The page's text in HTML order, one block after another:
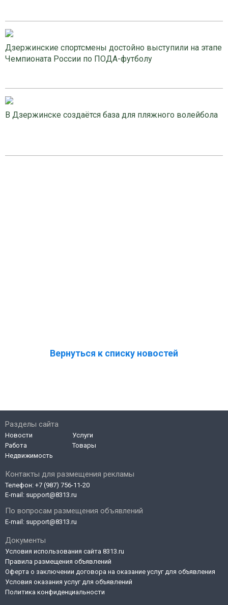
Дзержинские спортсмены достойно выступили на этапе
Чемпионата России по ПОДА-футболу
В Дзержинске создаётся база для пляжного волейбола
Вернуться к списку новостей
Контакты для размещения рекламы
Телефон: +7 (987) 756-11-20
E-mail: support@8313.ru
По вопросам размещения объявлений
E-mail: support@8313.ru
Документы
Условия использования сайта 8313.ru
Правила размещения объявлений
Оферта о заключении договора на оказание услуг для объявления
Условия оказания услуг для объявлений
Политика конфиденциальности
Разделы сайта
Новости
Работа
Недвижимость
Услуги
Товары